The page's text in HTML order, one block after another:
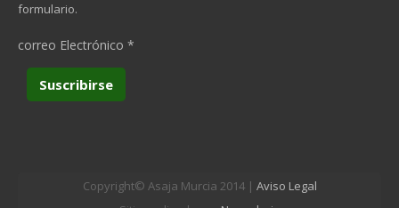
formulario.
correo Electrónico *
Copyright© Asaja Murcia 2014 | Aviso Legal